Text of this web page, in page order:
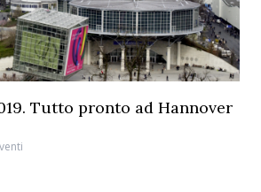
Tutto pronto ad Hannover